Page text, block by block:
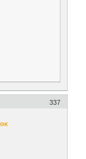
337